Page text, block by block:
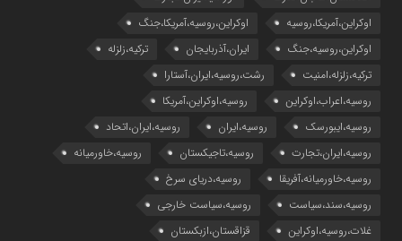
اوکراین،آمریکا،روسیه
اوکراین،روسیه،آمریکا،جنگ
اوکراین،روسیه،جنگ
ایران،آذربایجان
ترکیه،زلزله
ترکیه،زلزله،امنیت
رشت،روسیه،ایران،آستارا
روسیه،اعراب،اوکراین
روسیه،اوکراین،آمریکا
روسیه،ایبورسک
روسیه،ایران
روسیه،ایران،اتحاد
روسیه،ایران،تجارت
روسیه،تاجیکستان
روسیه،خاورمیانه
روسیه،خاورمیانه،آفریقا
روسیه،دریای سرخ
روسیه،سند،سیاست
روسیه،سیاست خارجی
غلات،روسیه،اوکراین
قزاقستان،ازبکستان